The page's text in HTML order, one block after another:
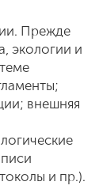
Прежде
экологии и
внешняя
и пр.).